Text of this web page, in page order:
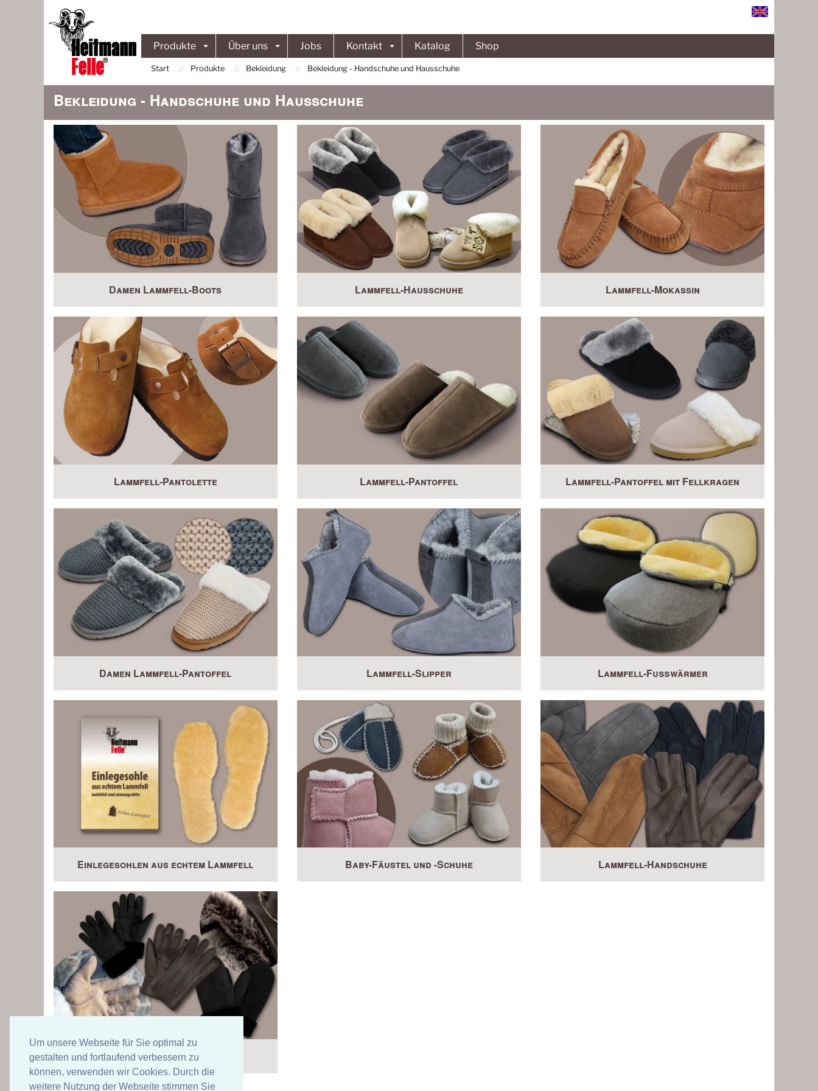
Um unsere Webseite für Sie optimal zu
gestalten und fortlaufend verbessern zu
können, verwenden wir Cookies. Durch die
weitere Nutzung der Webseite stimmen Sie
Produkte Über uns Jobs Kontakt Katalog Shop
Start Produkte Bekleidung Bekleidung - Handschuhe und Hausschuhe
Bekleidung - Handschuhe und Hausschuhe
Damen Lammfell-Boots Lammfell-Hausschuhe Lammfell-Mokassin
Lammfell-Pantolette Lammfell-Pantoffel Lammfell-Pantoffel mit Fellkragen
Damen Lammfell-Pantoffel Lammfell-Slipper Lammfell-Fußwärmer
Einlegesohlen aus echtem Lammfell Baby-Fäustel und -Schuhe Lammfell-Handschuhe
Lammfell-Handschuhe de luxe